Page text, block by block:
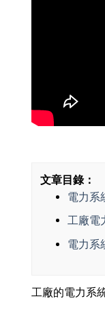
文章目錄：
電力系
工廠電
電力系
工廠的電力系